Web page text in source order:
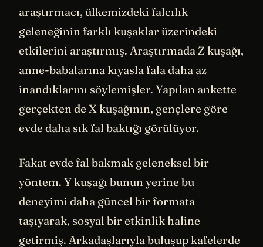
araştırmacı, ülkemizdeki falcılık
geleneğinin farklı kuşaklar üzerindeki
etkilerini araştırmış. Araştırmada Z kuşağı,
anne-babalarına kıyasla fala daha az
inandıklarını söylemişler. Yapılan ankette
gerçekten de X kuşağının, gençlere göre
evde daha sık fal baktığı görülüyor.
Fakat evde fal bakmak geleneksel bir
yöntem. Y kuşağı bunun yerine bu
deneyimi daha güncel bir formata
taşıyarak, sosyal bir etkinlik haline
getirmiş. Arkadaşlarıyla buluşup kafelerde